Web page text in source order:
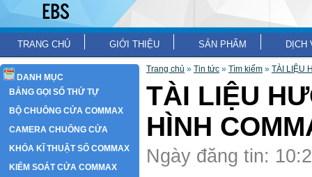
TRANG CHỦ GIỚI THIỆU SẢN PHẨM DỊCH
DANH MỤC
BẢNG GỌI SỐ THỨ TỰ
BỘ CHUÔNG CỬA COMMAX
CAMERA CHUÔNG CỬA
KHÓA KĨ THUẬT SỐ COMMAX
KIỂM SOÁT CỬA COMMAX
Trang chủ » Tin tức » Tìm kiếm » TÀI LIỆU
TÀI LIỆU
HÌNH
Ngày đăng tin: